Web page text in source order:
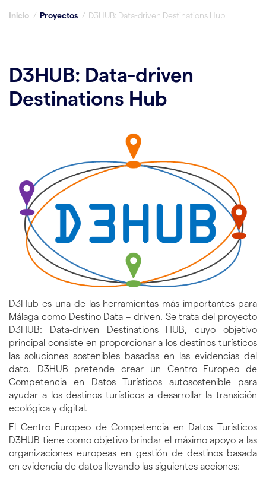
Inicio / Proyectos / D3HUB: Data-driven Destinations Hub
D3HUB: Data-driven
Destinations Hub
D3Hub es una de las herramientas más importantes para
Málaga como Destino Data – driven. Se trata del proyecto
D3HUB: Data-driven Destinations HUB, cuyo objetivo
principal consiste en proporcionar a los destinos turísticos
las soluciones sostenibles basadas en las evidencias del
dato. D3HUB pretende crear un Centro Europeo de
Competencia en Datos Turísticos autosostenible para
ayudar a los destinos turísticos a desarrollar la transición
ecológica y digital.
El Centro Europeo de Competencia en Datos Turísticos
D3HUB tiene como objetivo brindar el máximo apoyo a las
organizaciones europeas en gestión de destinos basada
en evidencia de datos llevando las siguientes acciones: